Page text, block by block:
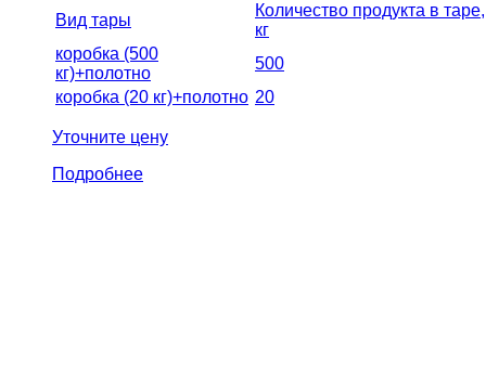
Вид тары
Количество продукта в таре,
кг
коробка (500
кг)+полотно
500
коробка (20 кг)+полотно 20
Уточните цену
Подробнее